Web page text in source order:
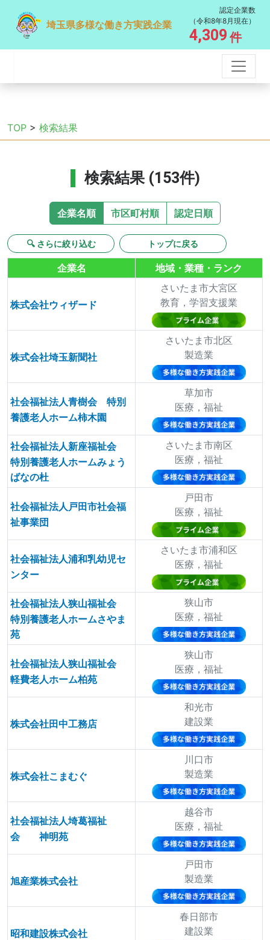
埼玉県多様な働き方実践企業
認定企業数
（令和8年8月現在）
4,309 件
TOP > 検索結果
検索結果 (153件)
企業名順 市区町村順 認定日順
🔍 さらに絞り込む トップに戻る
企業名 地域・業種・ランク
株式会社ウィザード
さいたま市大宮区
教育，学習支援業
株式会社埼玉新聞社
さいたま市北区
製造業
社会福祉法人青樹会 特別
養護老人ホーム柿木園
草加市
医療，福祉
社会福祉法人新座福祉会
特別養護老人ホームみょう
ばなの杜
さいたま市南区
医療，福祉
社会福祉法人戸田市社会福
祉事業団
戸田市
医療，福祉
社会福祉法人浦和乳幼児セ
ンター
さいたま市浦和区
医療，福祉
社会福祉法人狭山福祉会
特別養護老人ホームさやま
苑
狭山市
医療，福祉
社会福祉法人狭山福祉会
軽費老人ホーム柏苑
狭山市
医療，福祉
株式会社田中工務店
和光市
建設業
株式会社こまむぐ
川口市
製造業
社会福祉法人埼葛福祉
会 神明苑
越谷市
医療，福祉
旭産業株式会社
戸田市
製造業
昭和建設株式会社
春日部市
建設業